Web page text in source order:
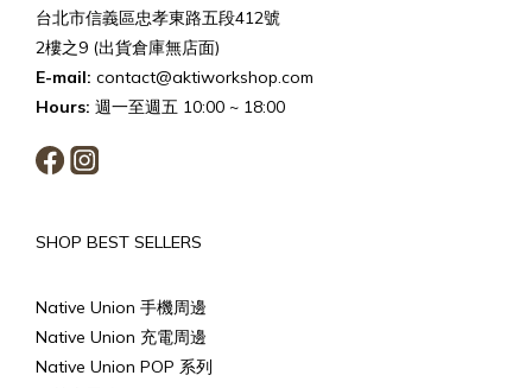
台北市信義區忠孝東路五段412號
2樓之9 (出貨倉庫無店面)
E-mail: contact@aktiworkshop.com
Hours: 週一至週五 10:00 ~ 18:00
SHOP BEST SELLERS
Native Union 手機周邊
Native Union 充電周邊
Native Union POP 系列